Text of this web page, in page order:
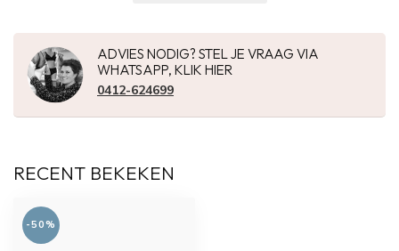
ADVIES NODIG? STEL JE VRAAG VIA
WHATSAPP, KLIK HIER
0412-624699
RECENT BEKEKEN
-50%